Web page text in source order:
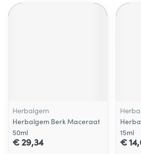
Herbalgem
Herbalgem Berk Maceraat
50ml
€ 29,34
15ml
€